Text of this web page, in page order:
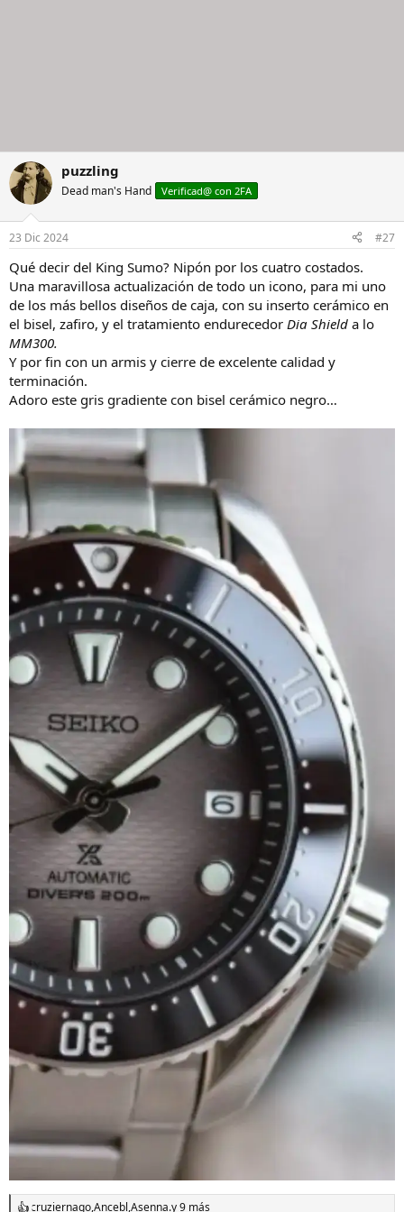
puzzling
Dead man's Hand Verificad@ con 2FA
23 Dic 2024 #27
Qué decir del King Sumo? Nipón por los cuatro costados.
Una maravillosa actualización de todo un icono, para mi uno
de los más bellos diseños de caja, con su inserto cerámico en
el bisel, zafiro, y el tratamiento endurecedor Dia Shield a lo
MM300.
Y por fin con un armis y cierre de excelente calidad y
terminación.
Adoro este gris gradiente con bisel cerámico negro…
cruziernago,Ancebl,Asenna.y 9 más